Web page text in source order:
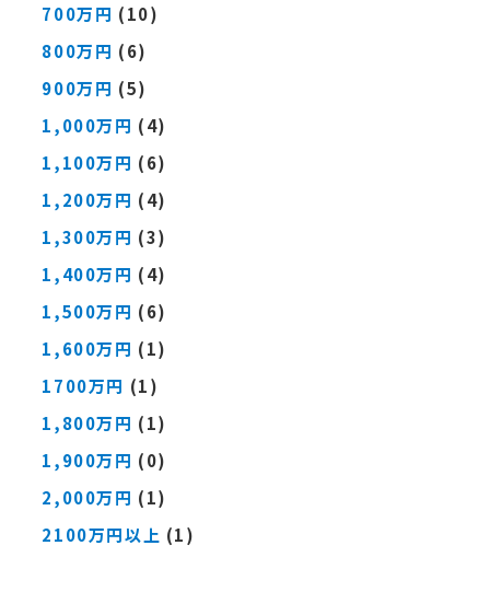
700万円 (10)
800万円 (6)
900万円 (5)
1,000万円 (4)
1,100万円 (6)
1,200万円 (4)
1,300万円 (3)
1,400万円 (4)
1,500万円 (6)
1,600万円 (1)
1700万円 (1)
1,800万円 (1)
1,900万円 (0)
2,000万円 (1)
2100万円以上 (1)